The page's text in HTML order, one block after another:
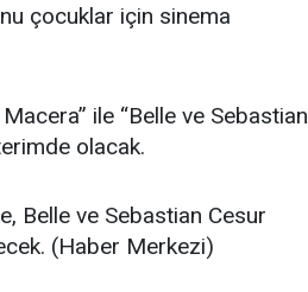
çocuklar için sinema
ile “Belle ve Sebastian
olacak.
Belle ve Sebastian Cesur
(Haber Merkezi)